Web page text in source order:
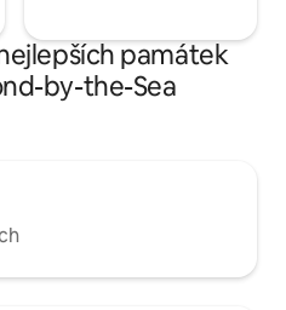
památek
by-the-Sea